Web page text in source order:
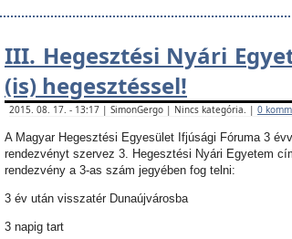
III. Hegesztési Nyári
(is) hegesztéssel!
2015. 08. 17. - 13:17 | SimonGergo | Nincs kategória. | 0
A Magyar Hegesztési Egyesület Ifjúsági Fóruma 3
rendezvényt szervez 3. Hegesztési Nyári Egyetem
rendezvény a 3-as szám jegyében fog telni:
3 év után visszatér Dunaújvárosba
3 napig tart